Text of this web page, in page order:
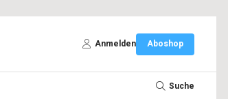
Anmelden Aboshop
Suche